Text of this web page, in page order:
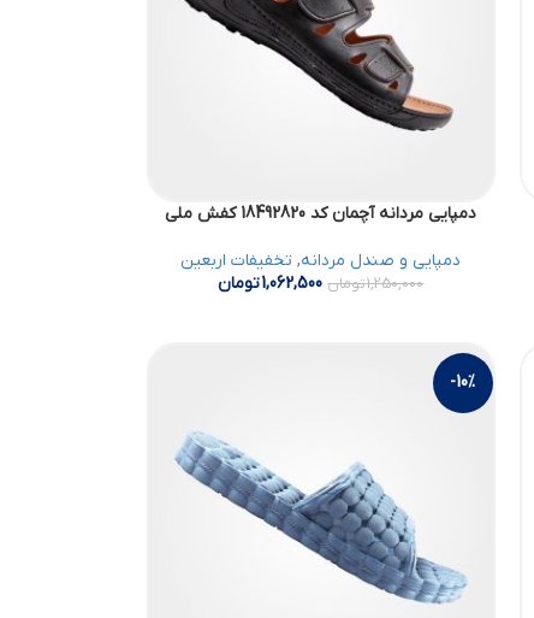
دمپایی مردانه آچمان کد 18492820 کفش ملی
دمپایی و صندل مردانه, تخفیفات اربعین
1,250,000تومان 1,062,500تومان
-10%